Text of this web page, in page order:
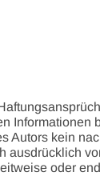
Informationen
Autors kein
ausdrücklich
oder